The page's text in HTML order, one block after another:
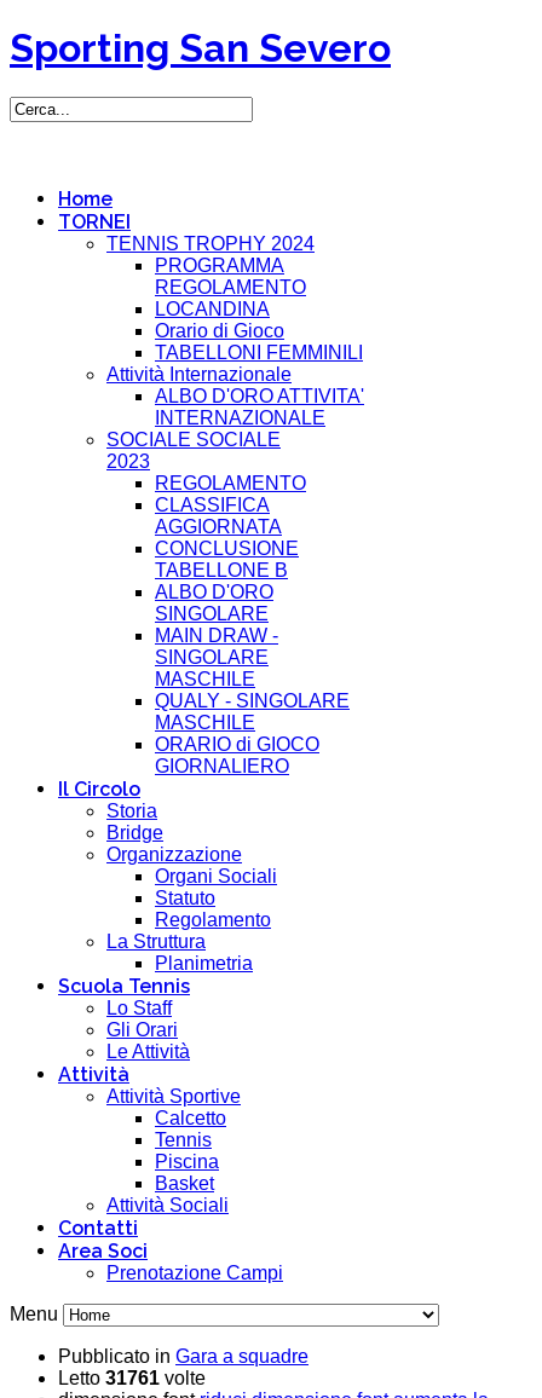
Sporting San Severo
Home
TORNEI
TENNIS TROPHY 2024
PROGRAMMA
REGOLAMENTO
LOCANDINA
Orario di Gioco
TABELLONI FEMMINILI
Attività Internazionale
ALBO D'ORO ATTIVITA'
INTERNAZIONALE
SOCIALE SOCIALE
2023
REGOLAMENTO
CLASSIFICA
AGGIORNATA
CONCLUSIONE
TABELLONE B
ALBO D'ORO
SINGOLARE
MAIN DRAW -
SINGOLARE
MASCHILE
QUALY - SINGOLARE
MASCHILE
ORARIO di GIOCO
GIORNALIERO
Il Circolo
Storia
Bridge
Organizzazione
Organi Sociali
Statuto
Regolamento
La Struttura
Planimetria
Scuola Tennis
Lo Staff
Gli Orari
Le Attività
Attività
Attività Sportive
Calcetto
Tennis
Piscina
Basket
Attività Sociali
Contatti
Area Soci
Prenotazione Campi
Menu
Pubblicato in Gara a squadre
Letto 31761 volte